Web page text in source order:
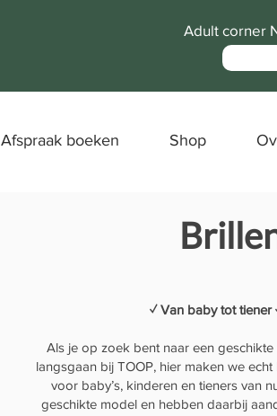
Adult corner
Afspraak boeken Shop
✓ Van baby tot tiener
Als je op zoek bent naar een
langsgaan bij TOOP, hier maken we
voor baby’s, kinderen en tieners van
geschikte model en hebben daarbij